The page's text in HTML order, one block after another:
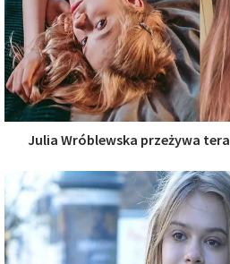
Julia Wróblewska przeżywa